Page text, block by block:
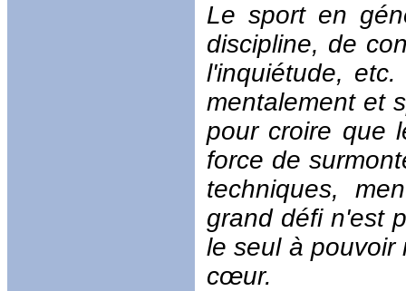
Le sport en
discipline, de
l'inquiétude,
mentalement et
pour croire que
force de
techniques,
grand défi n'est
le seul à pouvoir
cœur.